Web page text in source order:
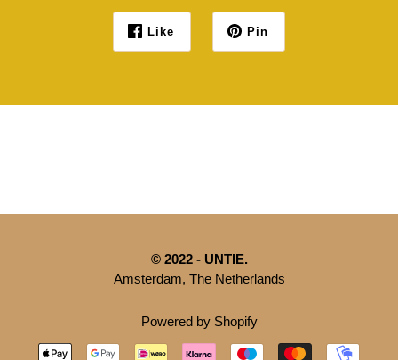
Like Pin
© 2022 - UNTIE.
Amsterdam, The Netherlands
Powered by Shopify